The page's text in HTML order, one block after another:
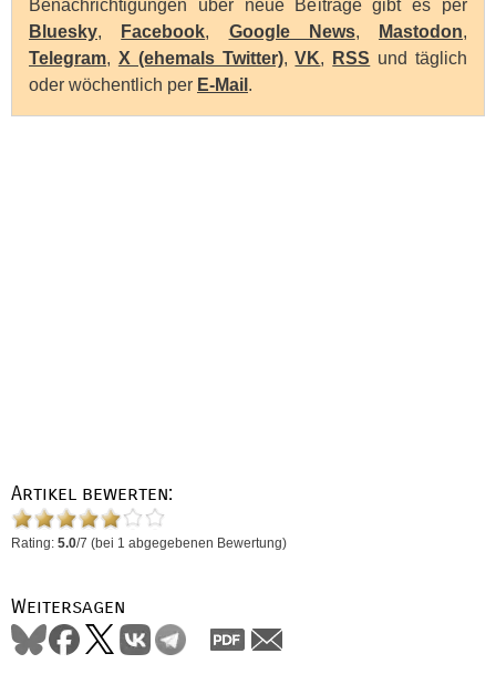
Benachrichtigungen über neue Beiträge gibt es per
Bluesky, Facebook, Google News, Mastodon,
Telegram, X (ehemals Twitter),VK, RSS und täglich
oder wöchentlich per E-Mail .
Artikel bewerten:
Rating: 5.0/7 (bei 1 abgegebenen Bewertung)
Weitersagen